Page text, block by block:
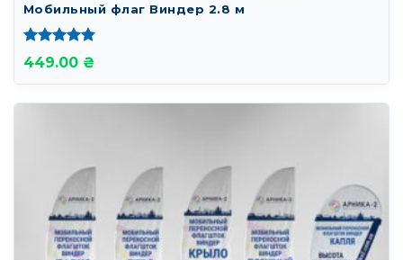
Мобильный флаг Виндер 2.8 м
Оценка5
из 5
449.00 ₴